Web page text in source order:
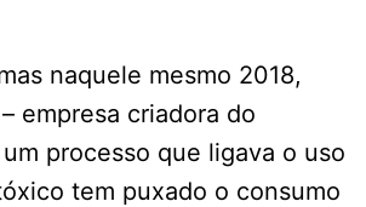
naquele mesmo 2018,
empresa criadora do
processo que ligava o uso
tem puxado o consumo